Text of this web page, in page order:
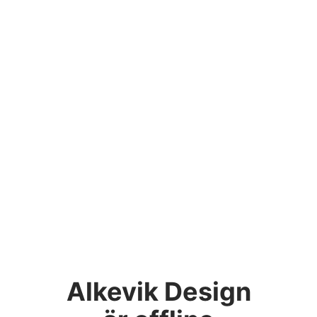
Alkevik Design